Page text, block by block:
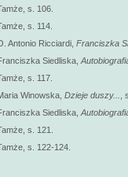
s. 106.
s. 114.
Antonio Ricciardi, Franciszka
Siedliska,
s. 117.
Winowska, Dzieje duszy...
,
Siedliska,
s. 121.
s. 122-124.